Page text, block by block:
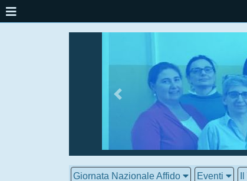
Giornata Nazionale Affido Eventi